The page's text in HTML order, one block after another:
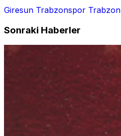
Giresun Trabzonspor Trabzon
Sonraki Haberler